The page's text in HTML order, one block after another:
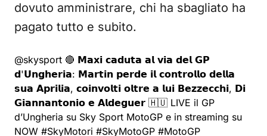
dovuto amministrare, chi ha sbagliato ha
pagato tutto e subito.
@skysport 🔴 𝗠𝗮𝘅𝗶 𝗰𝗮𝗱𝘂𝘁𝗮 𝗮𝗹 𝘃𝗶𝗮 𝗱𝗲𝗹 𝗚𝗣
𝗱'𝗨𝗻𝗴𝗵𝗲𝗿𝗶𝗮: 𝗠𝗮𝗿𝘁𝗶𝗻 𝗽𝗲𝗿𝗱𝗲 𝗶𝗹 𝗰𝗼𝗻𝘁𝗿𝗼𝗹𝗹𝗼 𝗱𝗲𝗹𝗹𝗮
𝘀𝘂𝗮 𝗔𝗽𝗿𝗶𝗹𝗶𝗮, 𝗰𝗼𝗶𝗻𝘃𝗼𝗹𝘁𝗶 𝗼𝗹𝘁𝗿𝗲 𝗮 𝗹𝘂𝗶 𝗕𝗲𝘇𝘇𝗲𝗰𝗰𝗵𝗶, 𝗗𝗶
𝗚𝗶𝗮𝗻𝗻𝗮𝗻𝘁𝗼𝗻𝗶𝗼 𝗲 𝗔𝗹𝗱𝗲𝗴𝘂𝗲𝗿 🇭🇺 LIVE il GP
d’Ungheria su Sky Sport MotoGP e in streaming su
NOW #SkyMotori #SkyMotoGP #MotoGP